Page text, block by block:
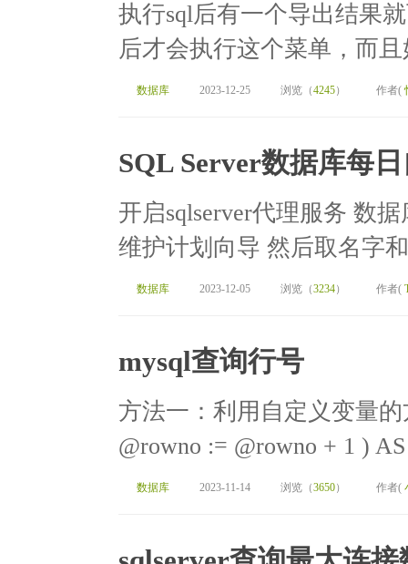
执行sql后有一个导出结果
后才会执行这个菜单，而
数据库 2023-12-25 浏览（4245） 作者(
SQL Server数据库每
开启sqlserver代理服务 数
维护计划向导 然后取名字
数据库 2023-12-05 浏览（3234） 作者(
mysql查询行号
方法一：利用自定义变量
@rowno := @rowno + 1 )
数据库 2023-11-14 浏览（3650） 作者(